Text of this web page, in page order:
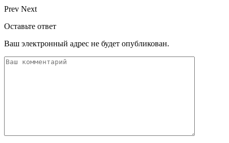
Prev Next
Оставьте ответ
Ваш электронный адрес не будет опубликован.